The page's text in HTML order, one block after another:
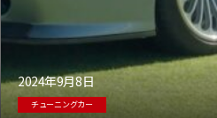
2024年9月8日
チューニングカー